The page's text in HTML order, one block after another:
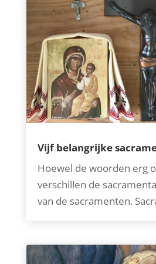
Vijf belangrijke
Hoewel de woorden erg
verschillen de
van de sacramenten.